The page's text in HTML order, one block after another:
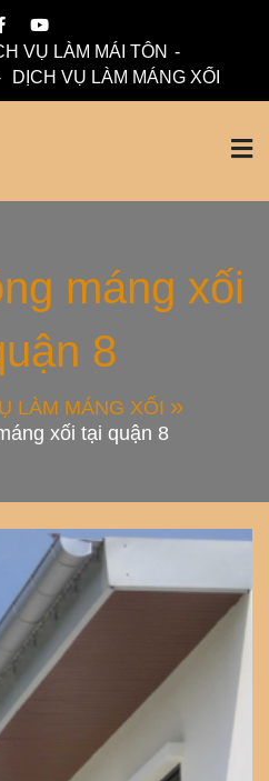
VỤ LÀM MÁI TÔN
DỊCH VỤ LÀM MÁNG XỐI
Mái Tôn,
Chuyên
Nhà
máng xối
8
LÀM MÁNG XỐI
xối tại quận 8